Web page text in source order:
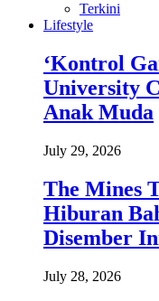
Terkini
Lifestyle
‘Kontrol
University
Anak Muda
July 29, 2026
The Mines
Hiburan
Disember
July 28, 2026